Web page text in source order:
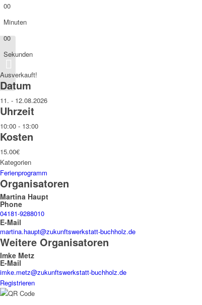
00
Minuten
00
Sekunden
Ausverkauft!
Datum
11. - 12.08.2026
Uhrzeit
10:00 - 13:00
Kosten
15.00€
Kategorien
Ferienprogramm
Organisatoren
Martina Haupt
Phone
04181-9288010
E-Mail
martina.haupt@zukunftswerkstatt-buchholz.de
Weitere Organisatoren
Imke Metz
E-Mail
imke.metz@zukunftswerkstatt-buchholz.de
Registrieren
Bionik – Die Natur